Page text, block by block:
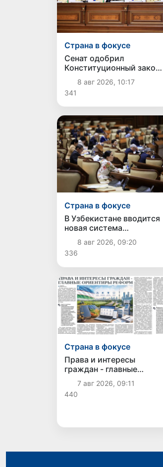
Страна в фокусе
Сенат одобрил
Конституционный закон
о правовом статусе
Администрации
Президента Республики
Узбекистан
8 авг 2026, 10:17
341
Страна в фокусе
В Узбекистане вводится
новая система
обеспечения
безопасности продукции
8 авг 2026, 09:20
336
Страна в фокусе
Права и интересы
граждан - главные
ориентиры реформ
7 авг 2026, 09:11
440